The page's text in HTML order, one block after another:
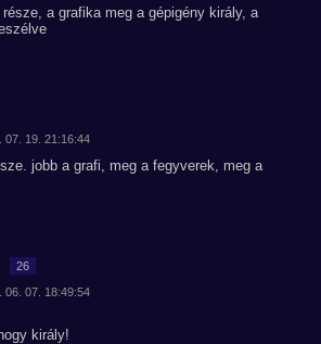
a grafika meg a gépigény király, a
07. 19. 21:16:44
jobb a grafi, meg a fegyverek, meg a
26
06. 07. 18:49:54
király!